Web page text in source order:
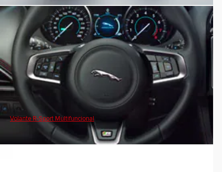
Volante R-Sport Multifuncional